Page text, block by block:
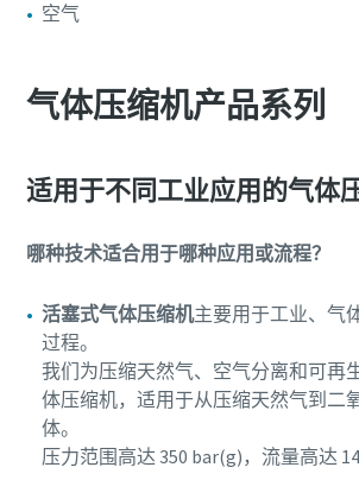
空气
气体压缩机产品系列
适用于不同工业应用的气体
哪种技术适合用于哪种应用或流程？
活塞式气体压缩机主要用于工业、气
过程。
我们为压缩天然气、空气分离和可再
体压缩机，适用于从压缩天然气到二
体。
压力范围高达 350 bar(g)，流量高达